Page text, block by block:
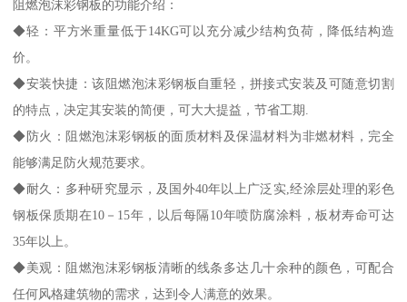
阻燃泡沫彩钢板的功能介绍：
◆轻：平方米重量低于14KG可以充分减少结构负荷，降低结构造
价。
◆安装快捷：该阻燃泡沫彩钢板自重轻，拼接式安装及可随意切割
的特点，决定其安装的简便，可大大提益，节省工期.
◆防火：阻燃泡沫彩钢板的面质材料及保温材料为非燃材料，完全
能够满足防火规范要求。
◆耐久：多种研究显示，及国外40年以上广泛实,经涂层处理的彩色
钢板保质期在10－15年，以后每隔10年喷防腐涂料，板材寿命可达
35年以上。
◆美观：阻燃泡沫彩钢板清晰的线条多达几十余种的颜色，可配合
任何风格建筑物的需求，达到令人满意的效果。